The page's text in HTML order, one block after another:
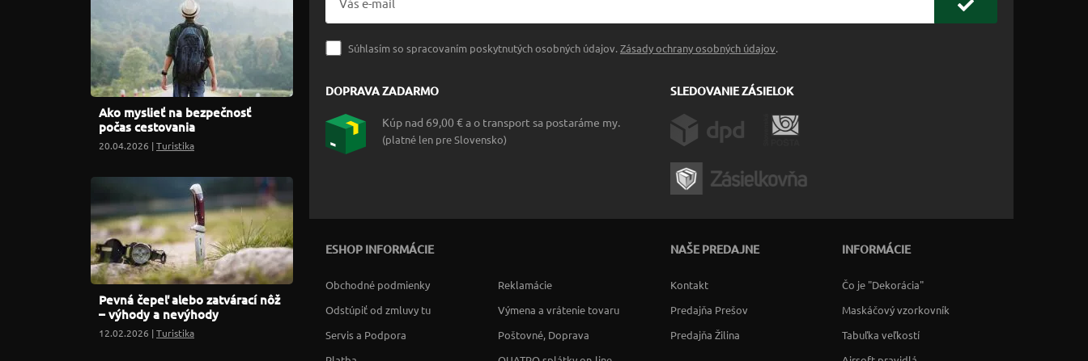
Ako myslieť na bezpečnosť
počas cestovania
20.04.2026 |Turistika
Pevná čepeľ alebo zatvárací nôž
– výhody a nevýhody
12.02.2026 |Turistika
Súhlasím so spracovaním poskytnutých osobných údajov.Zásady ochrany osobných údajov.
DOPRAVA ZADARMO
Kúp nad 69,00 € a o transport sa postaráme my.
(platné len pre Slovensko)
SLEDOVANIE ZÁSIELOK
ESHOP INFORMÁCIE
Obchodné podmienky
Reklamácie
Odstúpiť od zmluvy tu
Výmena a vrátenie tovaru
Servis a Podpora
Poštovné, Doprava
NAŠE PREDAJNE
Kontakt
Predajňa Prešov
Predajňa Žilina
INFORMÁCIE
Čo je "Dekorácia"
Maskáčový vzorkovník
Tabuľka veľkostí